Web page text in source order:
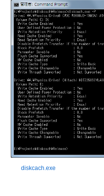
diskcach.exe